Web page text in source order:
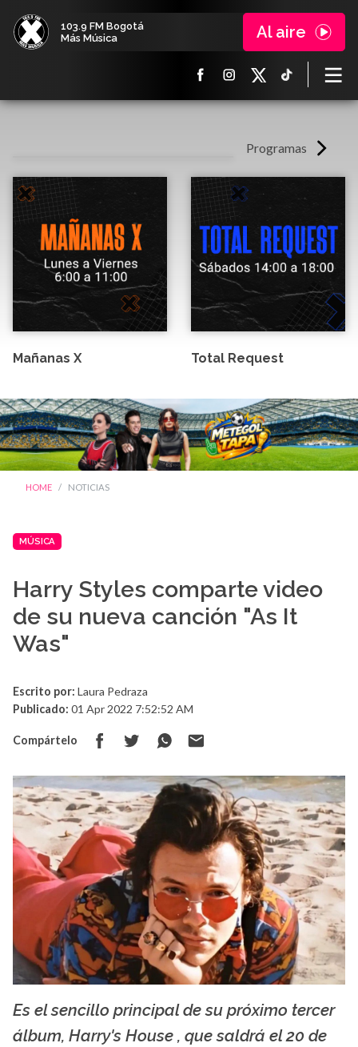
103.9 FM Bogotá
Más Música
Al aire
Programas
Mañanas X Total Request
HOME NOTICIAS
MÚSICA
Harry Styles comparte video
de su nueva canción "As It
Was"
Escrito por: Laura Pedraza
Publicado: 01 Apr 2022 7:52:52 AM
Compártelo
kihi.news
Es el sencillo principal de su próximo tercer
álbum, Harry's House , que saldrá el 20 de